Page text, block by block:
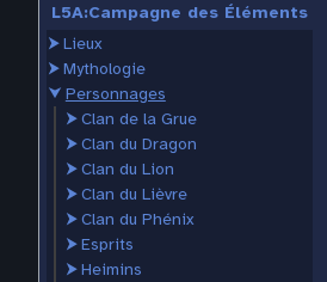
L5A:Campagne des Éléments
⮞Lieux
⮞Mythologie
⮟ Personnages
⮞Clan de la Grue
⮞Clan du Dragon
⮞Clan du Lion
⮞Clan du Lièvre
⮞Clan du Phénix
⮞Esprits
⮞Heimins